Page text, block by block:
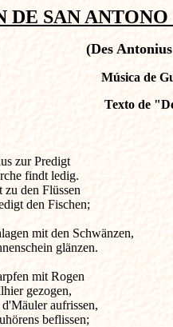
DE SAN ANTONO
(Des
Música de
Texto de
zur Predigt
findt ledig.
zu den Flüssen
den Fischen;
mit den
glänzen.
mit Rogen
gezogen,
aufrissen,
beflissen;